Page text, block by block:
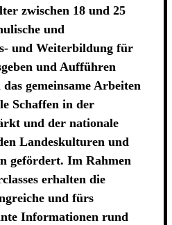
zwischen 18 und 25
und
und Weiterbildung für
und Aufführen
gemeinsame Arbeiten
Schaffen in der
und der nationale
Landeskulturen und
gefördert. Im Rahmen
erhalten die
und fürs
Informationen rund